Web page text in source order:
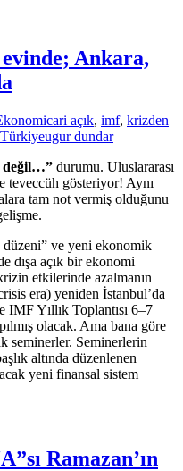
Ankara,
cari açık, imf, krizden
Türkiyeugur dundar
değil…” durumu. Uluslararası
teveccüh gösteriyor! Aynı
tam not vermiş olduğunu
düzeni” ve yeni ekonomik
dışa açık bir ekonomi
etkilerinde azalmanın
era) yeniden İstanbul’da
IMF Yıllık Toplantısı 6–7
olacak. Ama bana göre
seminerler. Seminerlerin
altında düzenlenen
yeni finansal sistem
Ramazan’ın